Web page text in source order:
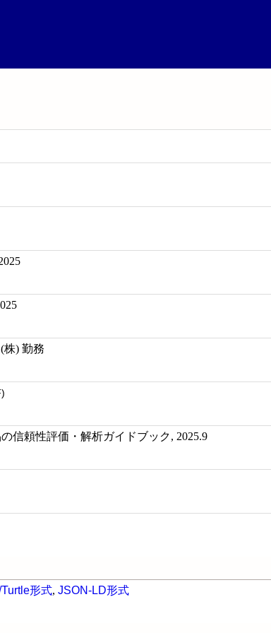
株) 勤務
信頼性評価・解析ガイドブック, 2025.9
形式, JSON-LD形式